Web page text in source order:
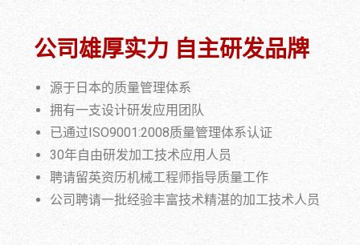
公司雄厚实力 自主研发品牌
源于日本的质量管理体系
拥有一支设计研发应用团队
已通过ISO9001:2008质量管理体系认证
30年自由研发加工技术应用人员
聘请留英资历机械工程师指导质量工作
公司聘请一批经验丰富技术精湛的加工技术人员